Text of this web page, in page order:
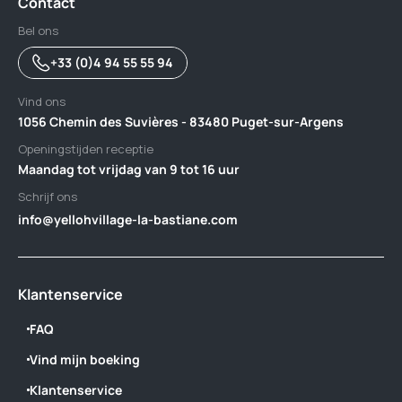
Bel ons
+33 (0)4 94 55 55 94
Vind ons
1056 Chemin des Suvières - 83480 Puget-sur-Argens
Openingstijden receptie
Maandag tot vrijdag van 9 tot 16 uur
Schrijf ons
info@yellohvillage-la-bastiane.com
Klantenservice
FAQ
Vind mijn boeking
Klantenservice